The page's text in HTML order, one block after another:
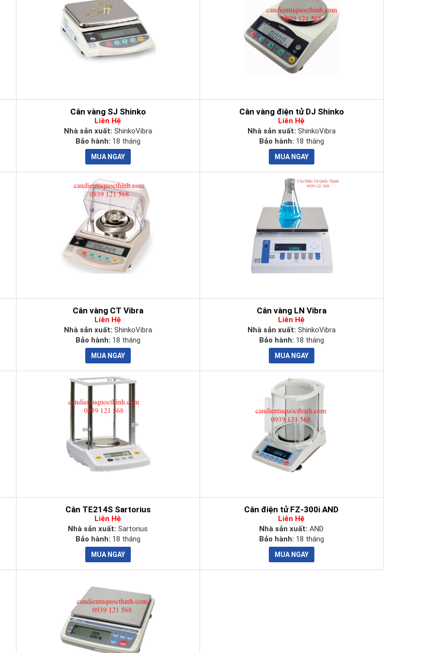
0,01g Không
0,01g Có
Không
0.1g Không
Có
cân điện tử khác: cân xe tải,cân vàng
Cân vàng SJ Shinko
Liên Hệ
Nhà sản xuất: ShinkoVibra
Bảo hành: 18 tháng
Cân vàng điện tử DJ Shinko
Liên Hệ
Nhà sản xuất: ShinkoVibra
Bảo hành: 18 tháng
Cân vàng CT Vibra
Liên Hệ
Nhà sản xuất: ShinkoVibra
Bảo hành: 18 tháng
Cân vàng LN Vibra
Liên Hệ
Nhà sản xuất: ShinkoVibra
Bảo hành: 18 tháng
Cân TE214S Sartorius
Liên Hệ
Nhà sản xuất:Sartorius
Bảo hành: 18 tháng
Cân điện tử FZ-300i AND
Liên Hệ
Nhà sản xuất:AND
Bảo hành: 18 tháng